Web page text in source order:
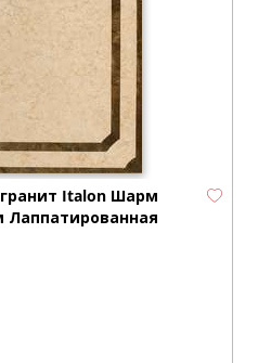
Italon Шарм